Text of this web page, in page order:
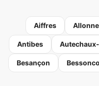
Aiffres
Antibes
Besançon